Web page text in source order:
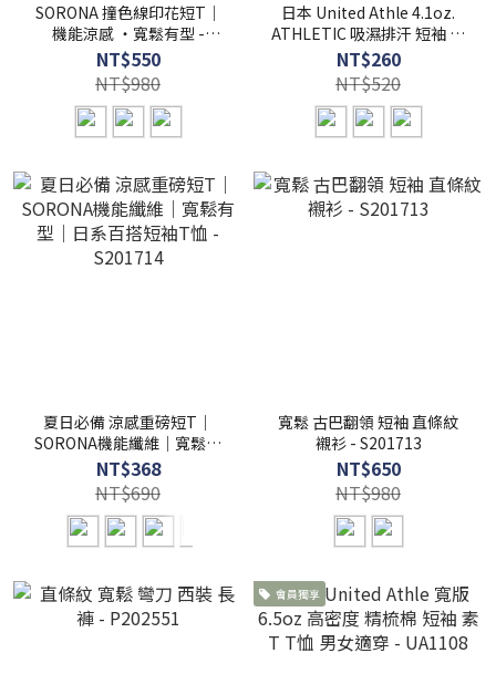
SORONA 撞色線印花短T｜
機能涼感 ・寬鬆有型 -
S201716
NT$550
NT$980
日本 United Athle 4.1oz.
ATHLETIC 吸濕排汗 短袖 寬
版 線條羅紋 T恤 - UA5927
NT$260
NT$520
夏日必備 涼感重磅短T｜
SORONA機能纖維｜寬鬆有
型｜日系百搭短袖T恤 -
S201714
NT$368
NT$690
寬鬆 古巴翻領 短袖 直條紋
襯衫 - S201713
NT$650
NT$980
會員獨享